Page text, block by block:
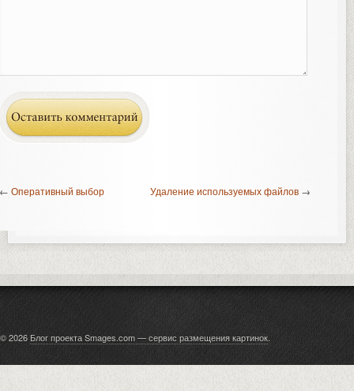
Оперативный выбор Удаление используемых файлов →
© 2026 Блог проекта Smages.com — сервис размещения картинок.